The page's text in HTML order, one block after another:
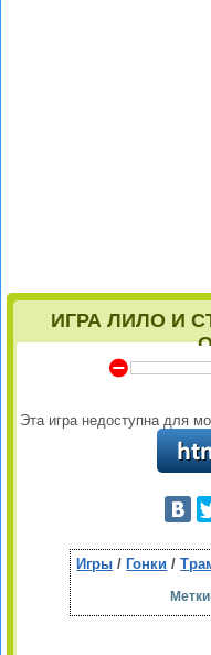
ИГРА ЛИЛО И
Y
Эта игра недоступна для
Игры / Гонки /